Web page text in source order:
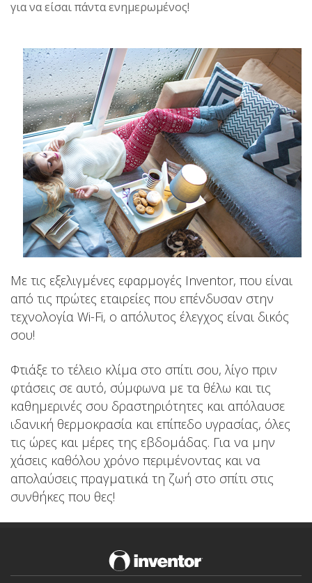
για να είσαι πάντα ενημερωμένος!
Με τις εξελιγμένες εφαρμογές Inventor, που είναι
από τις πρώτες εταιρείες που επένδυσαν στην
τεχνολογία Wi-Fi, ο απόλυτος έλεγχος είναι δικός
σου!
Φτιάξε το τέλειο κλίμα στο σπίτι σου, λίγο πριν
φτάσεις σε αυτό, σύμφωνα με τα θέλω και τις
καθημερινές σου δραστηριότητες και απόλαυσε
ιδανική θερμοκρασία και επίπεδο υγρασίας, όλες
τις ώρες και μέρες της εβδομάδας. Για να μην
χάσεις καθόλου χρόνο περιμένοντας και να
απολαύσεις πραγματικά τη ζωή στο σπίτι στις
συνθήκες που θες!